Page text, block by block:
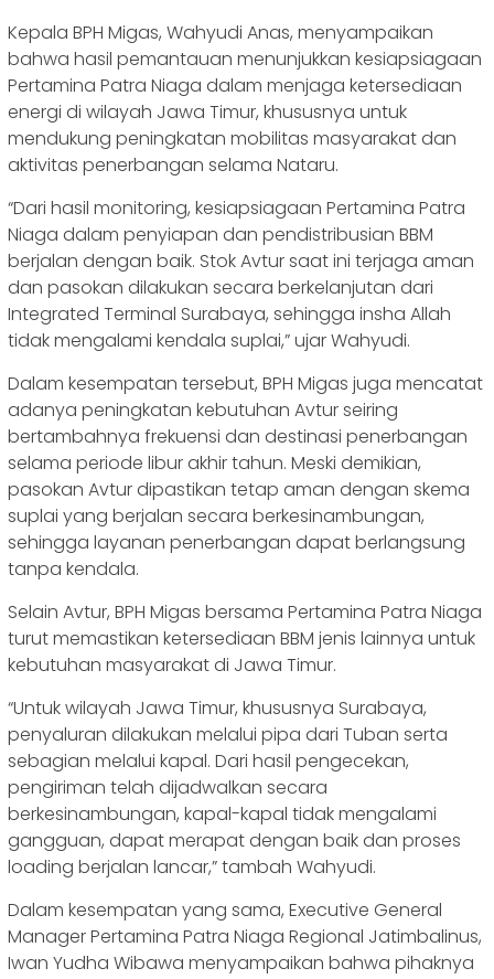
Kepala BPH Migas, Wahyudi Anas, menyampaikan
bahwa hasil pemantauan menunjukkan kesiapsiagaan
Pertamina Patra Niaga dalam menjaga ketersediaan
energi di wilayah Jawa Timur, khususnya untuk
mendukung peningkatan mobilitas masyarakat dan
aktivitas penerbangan selama Nataru.
“Dari hasil monitoring, kesiapsiagaan Pertamina Patra
Niaga dalam penyiapan dan pendistribusian BBM
berjalan dengan baik. Stok Avtur saat ini terjaga aman
dan pasokan dilakukan secara berkelanjutan dari
Integrated Terminal Surabaya, sehingga insha Allah
tidak mengalami kendala suplai,” ujar Wahyudi.
Dalam kesempatan tersebut, BPH Migas juga mencatat
adanya peningkatan kebutuhan Avtur seiring
bertambahnya frekuensi dan destinasi penerbangan
selama periode libur akhir tahun. Meski demikian,
pasokan Avtur dipastikan tetap aman dengan skema
suplai yang berjalan secara berkesinambungan,
sehingga layanan penerbangan dapat berlangsung
tanpa kendala.
Selain Avtur, BPH Migas bersama Pertamina Patra Niaga
turut memastikan ketersediaan BBM jenis lainnya untuk
kebutuhan masyarakat di Jawa Timur.
“Untuk wilayah Jawa Timur, khususnya Surabaya,
penyaluran dilakukan melalui pipa dari Tuban serta
sebagian melalui kapal. Dari hasil pengecekan,
pengiriman telah dijadwalkan secara
berkesinambungan, kapal-kapal tidak mengalami
gangguan, dapat merapat dengan baik dan proses
loading berjalan lancar,” tambah Wahyudi.
Dalam kesempatan yang sama, Executive General
Manager Pertamina Patra Niaga Regional Jatimbalinus,
Iwan Yudha Wibawa menyampaikan bahwa pihaknya